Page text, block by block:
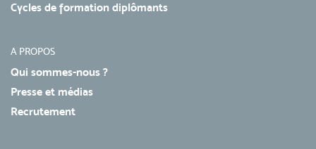
Cycles de formation diplômants
A PROPOS
Qui sommes-nous ?
Presse et médias
Recrutement